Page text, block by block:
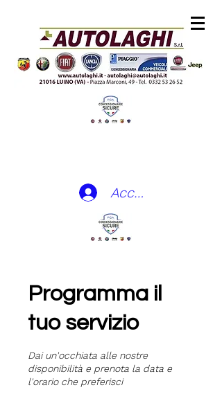
Accedi
Programma il
tuo servizio
Dai un'occhiata alle nostre
disponibilità e prenota la data e
l'orario che preferisci